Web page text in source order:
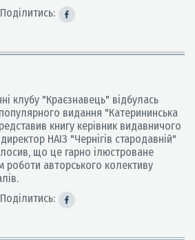
Поділитись:
клубу "Краєзнавець" відбулась
видання "Катерининська
книгу керівник видавничого
НАІЗ "Чернігів стародавній"
що це гарно ілюстроване
роботи авторського колективу
Поділитись: